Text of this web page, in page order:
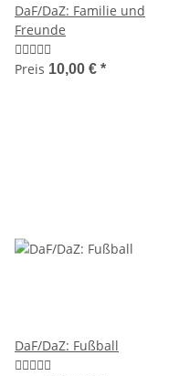
DaF/DaZ: Familie und
Freunde
Preis 10,00 € *
DaF/DaZ: Fußball